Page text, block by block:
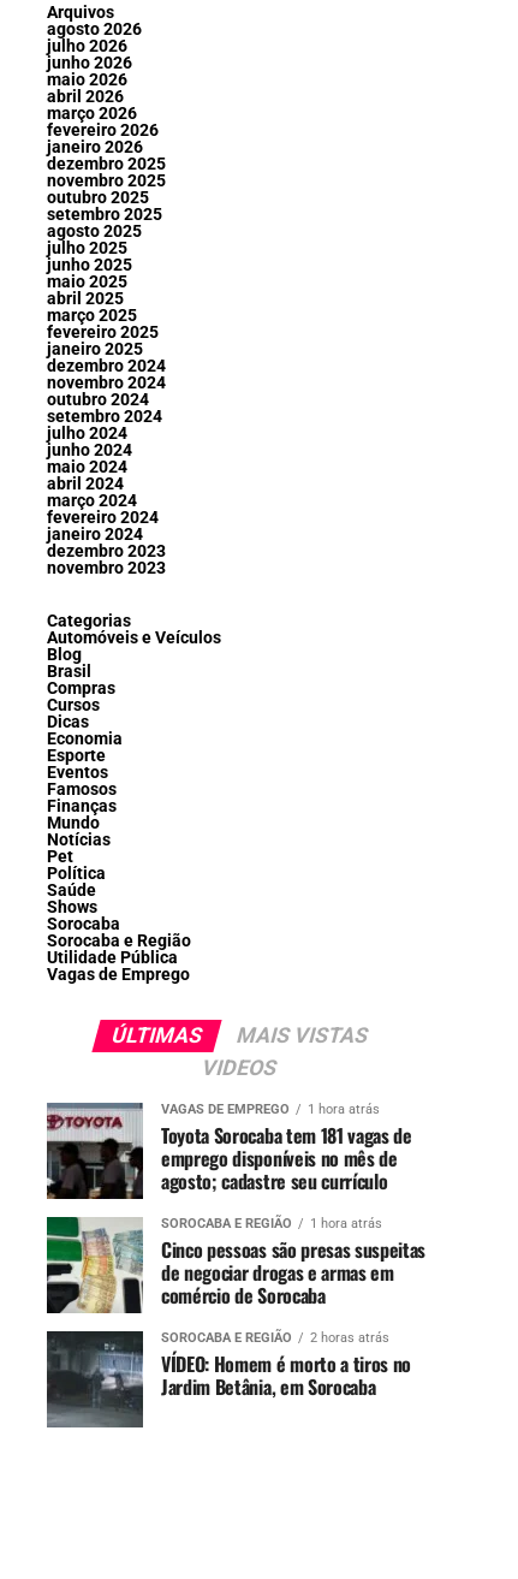
Arquivos
agosto 2026
julho 2026
junho 2026
maio 2026
abril 2026
março 2026
fevereiro 2026
janeiro 2026
dezembro 2025
novembro 2025
outubro 2025
setembro 2025
agosto 2025
julho 2025
junho 2025
maio 2025
abril 2025
março 2025
fevereiro 2025
janeiro 2025
dezembro 2024
novembro 2024
outubro 2024
setembro 2024
julho 2024
junho 2024
maio 2024
abril 2024
março 2024
fevereiro 2024
janeiro 2024
dezembro 2023
novembro 2023
Categorias
Automóveis e Veículos
Blog
Brasil
Compras
Cursos
Dicas
Economia
Esporte
Eventos
Famosos
Finanças
Mundo
Notícias
Pet
Política
Saúde
Shows
Sorocaba
Sorocaba e Região
Utilidade Pública
Vagas de Emprego
ÚLTIMAS
MAIS VISTAS
VIDEOS
VAGAS DE EMPREGO 1 hora atrás
Toyota Sorocaba tem 181 vagas de
emprego disponíveis no mês de
agosto; cadastre seu currículo
SOROCABA E REGIÃO 1 hora atrás
Cinco pessoas são presas suspeitas
de negociar drogas e armas em
comércio de Sorocaba
SOROCABA E REGIÃO 2 horas atrás
VÍDEO: Homem é morto a tiros no
Jardim Betânia, em Sorocaba